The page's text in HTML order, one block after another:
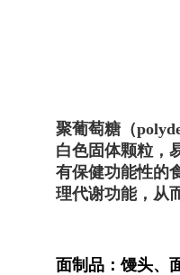
聚葡萄糖（
白色固体颗粒，
有保健功能性的
理代谢功能，从
面制品：馒头、